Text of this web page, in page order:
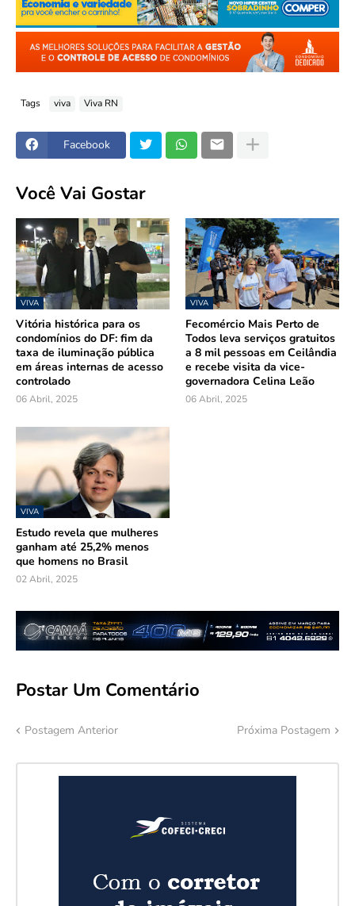
Tags viva Viva RN
Facebook
Você Vai Gostar
VIVA
Vitória histórica para os
condomínios do DF: fim da
taxa de iluminação pública
em áreas internas de acesso
controlado
06 Abril, 2025
VIVA
Fecomércio Mais Perto de
Todos leva serviços gratuitos
a 8 mil pessoas em Ceilândia
e recebe visita da vice-
governadora Celina Leão
06 Abril, 2025
VIVA
Estudo revela que mulheres
ganham até 25,2% menos
que homens no Brasil
02 Abril, 2025
Postar Um Comentário
Postagem Anterior Próxima Postagem